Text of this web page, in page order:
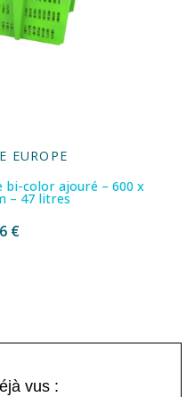
EUROPE
bi-color ajouré – 600 x
– 47 litres
€
vus :